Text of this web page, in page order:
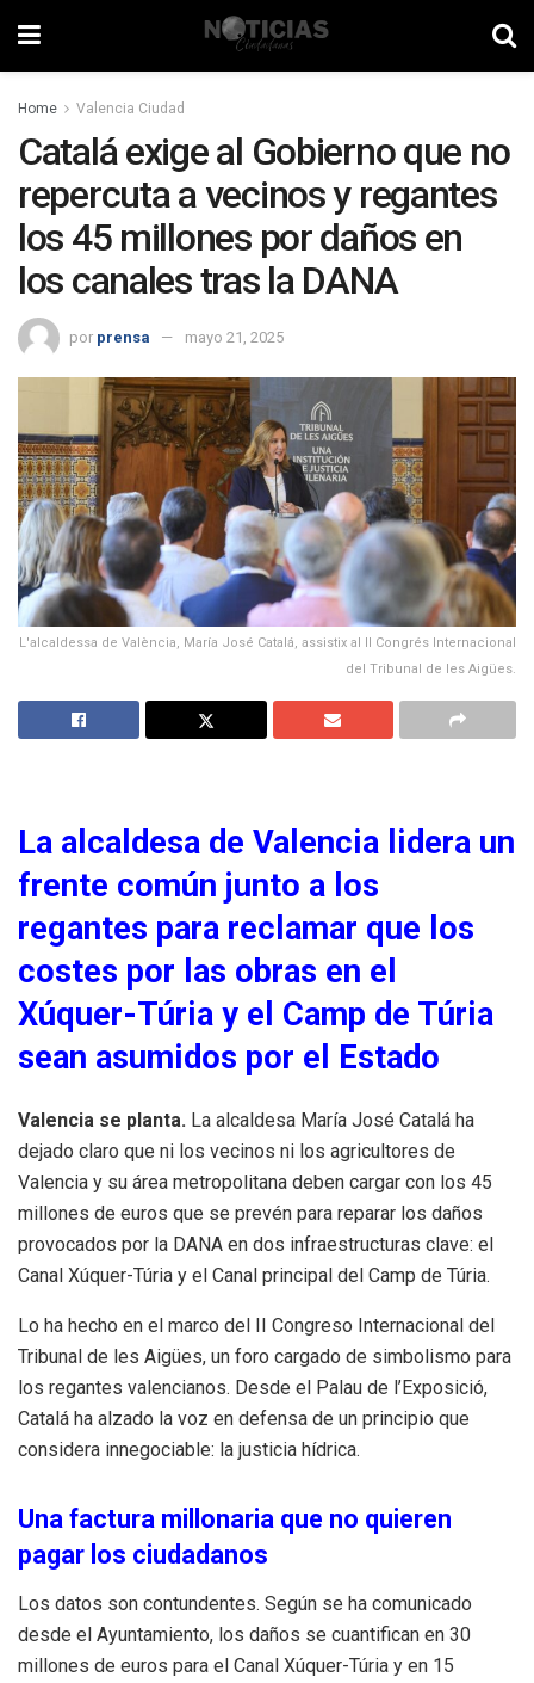
Home Valencia Ciudad
Catalá exige al Gobierno que no
repercuta a vecinos y regantes
los 45 millones por daños en
los canales tras la DANA
por prensa mayo 21, 2025
L'alcaldessa de València, María José Catalá, assistix aI II Congrés Internacional
del Tribunal de les Aigües.
La alcaldesa de Valencia lidera un
frente común junto a los
regantes para reclamar que los
costes por las obras en el
Xúquer-Túria y el Camp de Túria
sean asumidos por el Estado
Valencia se planta. La alcaldesa María José Catalá ha
dejado claro que ni los vecinos ni los agricultores de
Valencia y su área metropolitana deben cargar con los 45
millones de euros que se prevén para reparar los daños
provocados por la DANA en dos infraestructuras clave: el
Canal Xúquer-Túria y el Canal principal del Camp de Túria.
Lo ha hecho en el marco del II Congreso Internacional del
Tribunal de les Aigües, un foro cargado de simbolismo para
los regantes valencianos. Desde el Palau de l’Exposició,
Catalá ha alzado la voz en defensa de un principio que
considera innegociable: la justicia hídrica.
Una factura millonaria que no quieren
pagar los ciudadanos
Los datos son contundentes. Según se ha comunicado
desde el Ayuntamiento, los daños se cuantifican en 30
millones de euros para el Canal Xúquer-Túria y en 15